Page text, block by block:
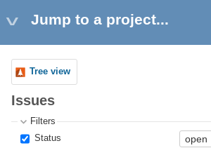
Jump to a project...
Tree view
Issues
Filters
Status